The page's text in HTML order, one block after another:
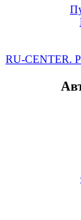
RU-CENTER.